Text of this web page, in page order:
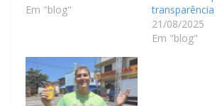
Em "blog"
transparência
21/08/2025
Em "blog"